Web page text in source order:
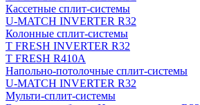
Кассетные сплит-системы
U-MATCH INVERTER R32
Колонные сплит-системы
T FRESH INVERTER R32
T FRESH R410A
Напольно-потолочные сплит-системы
U-MATCH INVERTER R32
Мульти-сплит-системы